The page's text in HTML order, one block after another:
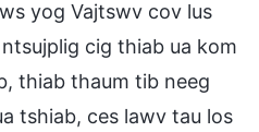
yog Vajtswv cov lus
cig thiab ua kom
thiab thaum tib neeg
tshiab, ces lawv tau los